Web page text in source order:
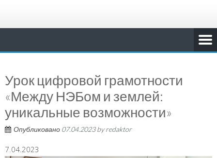
Урок цифровой грамотности
«Между НЭБом и землей:
уникальные возможности»
Опубликовано 07.04.2023byredaktor
7.04.2023